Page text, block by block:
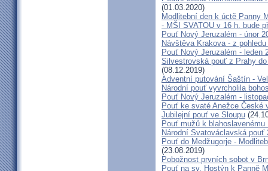
(01.03.2020)
Modlitební den k úctě Panny
- MŠI SVATOU v 16 h. bude
Pouť Nový Jeruzalém - únor
Návštěva Krakova - z
Pouť Nový Jeruzalém - leden
Silvestrovská pouť z Prahy
(08.12.2019)
Adventní putování Šaštín -
Národní pouť vyvrcholila
Pouť Nový Jeruzalém -
Pouť ke svaté Anežce České
Jubilejní pouť ve Sloupu
Pouť mužů k
Národní Svatováclavská pouť
Pouť do Medžugorje -
(23.08.2019)
Pobožnost prvních sobot v
Pouť na sv. Hostýn k Panně